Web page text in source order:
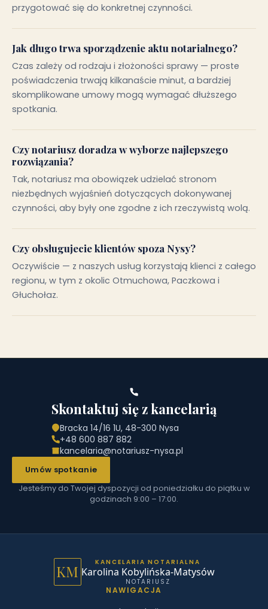
przygotować się do konkretnej czynności.
Jak długo trwa sporządzenie aktu notarialnego?
Czas zależy od rodzaju i złożoności sprawy — proste
poświadczenia trwają kilkanaście minut, a bardziej
skomplikowane umowy mogą wymagać dłuższego
spotkania.
Czy notariusz doradza w wyborze najlepszego
rozwiązania?
Tak, notariusz ma obowiązek udzielać stronom
niezbędnych wyjaśnień dotyczących dokonywanej
czynności, aby były one zgodne z ich rzeczywistą wolą.
Czy obsługujecie klientów spoza Nysy?
Oczywiście — z naszych usług korzystają klienci z całego
regionu, w tym z okolic Otmuchowa, Paczkowa i
Głuchołaz.
Skontaktuj się z kancelarią
Bracka 14/16 1U, 48-300 Nysa
+48 600 887 882
kancelaria@notariusz-nysa.pl
Umów spotkanie
Jesteśmy do Twojej dyspozycji od poniedziałku do piątku w
godzinach 9:00 – 17:00.
KM KANCELARIA NOTARIALNA
Karolina Kobylińska-Matysów
NOTARIUSZ
NAWIGACJA